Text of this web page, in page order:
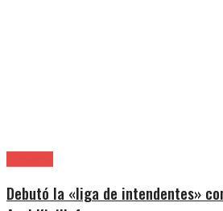
Debutó la «liga de intendentes»